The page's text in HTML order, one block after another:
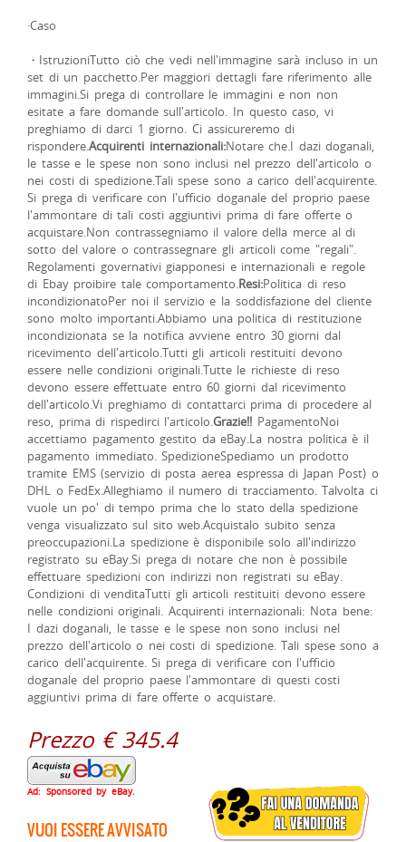
·Caso
・IstruzioniTutto ciò che vedi nell'immagine sarà incluso in un
set di un pacchetto.Per maggiori dettagli fare riferimento alle
immagini.Si prega di controllare le immagini e non non
esitate a fare domande sull'articolo. In questo caso, vi
preghiamo di darci 1 giorno. Ci assicureremo di
rispondere.Acquirenti internazionali:Notare che.I dazi doganali,
le tasse e le spese non sono inclusi nel prezzo dell'articolo o
nei costi di spedizione.Tali spese sono a carico dell'acquirente.
Si prega di verificare con l'ufficio doganale del proprio paese
l'ammontare di tali costi aggiuntivi prima di fare offerte o
acquistare.Non contrassegniamo il valore della merce al di
sotto del valore o contrassegnare gli articoli come "regali".
Regolamenti governativi giapponesi e internazionali e regole
di Ebay proibire tale comportamento.Resi:Politica di reso
incondizionatoPer noi il servizio e la soddisfazione del cliente
sono molto importanti.Abbiamo una politica di restituzione
incondizionata se la notifica avviene entro 30 giorni dal
ricevimento dell'articolo.Tutti gli articoli restituiti devono
essere nelle condizioni originali.Tutte le richieste di reso
devono essere effettuate entro 60 giorni dal ricevimento
dell'articolo.Vi preghiamo di contattarci prima di procedere al
reso, prima di rispedirci l'articolo.Grazie!! PagamentoNoi
accettiamo pagamento gestito da eBay.La nostra politica è il
pagamento immediato. SpedizioneSpediamo un prodotto
tramite EMS (servizio di posta aerea espressa di Japan Post) o
DHL o FedEx.Alleghiamo il numero di tracciamento. Talvolta ci
vuole un po' di tempo prima che lo stato della spedizione
venga visualizzato sul sito web.Acquistalo subito senza
preoccupazioni.La spedizione è disponibile solo all'indirizzo
registrato su eBay.Si prega di notare che non è possibile
effettuare spedizioni con indirizzi non registrati su eBay.
Condizioni di venditaTutti gli articoli restituiti devono essere
nelle condizioni originali. Acquirenti internazionali: Nota bene:
I dazi doganali, le tasse e le spese non sono inclusi nel
prezzo dell'articolo o nei costi di spedizione. Tali spese sono a
carico dell'acquirente. Si prega di verificare con l'ufficio
doganale del proprio paese l'ammontare di questi costi
aggiuntivi prima di fare offerte o acquistare.
Prezzo € 345.4
Ad: Sponsored by eBay.
VUOI ESSERE AVVISATO